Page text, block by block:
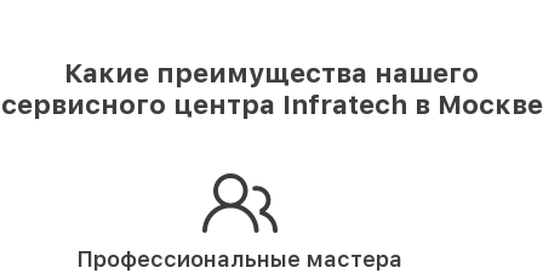
Какие преимущества нашего
сервисного центра Infratech в Москве
Профессиональные мастера